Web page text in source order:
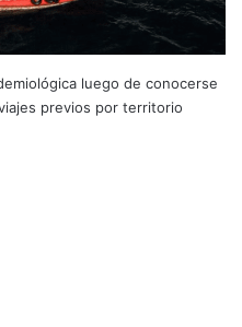
luego de conocerse
previos por territorio